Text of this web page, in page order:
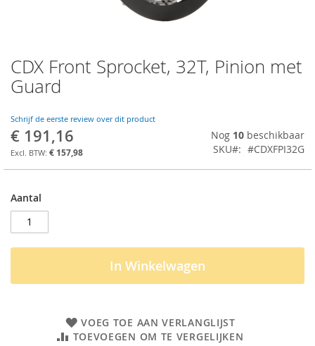
CDX Front Sprocket, 32T, Pinion met
Guard
Schrijf de eerste review over dit product
€ 191,16
€ 157,98
Nog 10 beschikbaar
SKU
#CDXFPI32G
Aantal
In Winkelwagen
VOEG TOE AAN VERLANGLIJST
TOEVOEGEN OM TE VERGELIJKEN
Ga
naar
het
van
de
afbeeldingen-